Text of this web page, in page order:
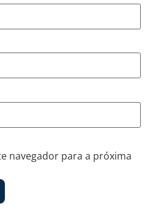
navegador para a próxima